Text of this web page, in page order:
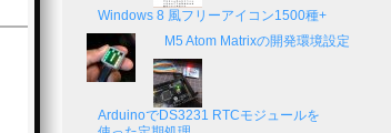
Windows 8 風フリーアイコン1500種+
M5 Atom Matrixの開発環境設定
ArduinoでDS3231 RTCモジュールを